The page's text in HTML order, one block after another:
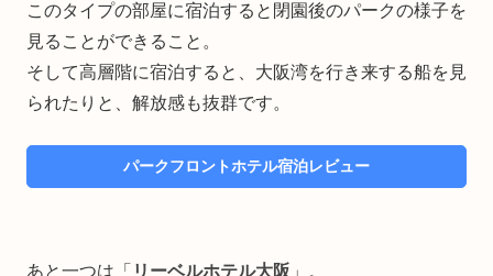
このタイプの部屋に宿泊すると閉園後のパークの様子を
見ることができること。
そして高層階に宿泊すると、大阪湾を行き来する船を見
られたりと、解放感も抜群です。
パークフロントホテル宿泊レビュー
あと一つは「 リーベルホテル大阪 」。